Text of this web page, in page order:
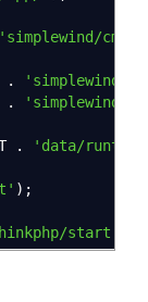
'simplewind/cmf/'
.
'simplewind/
.
'simplewind/
. 'data/
) ;